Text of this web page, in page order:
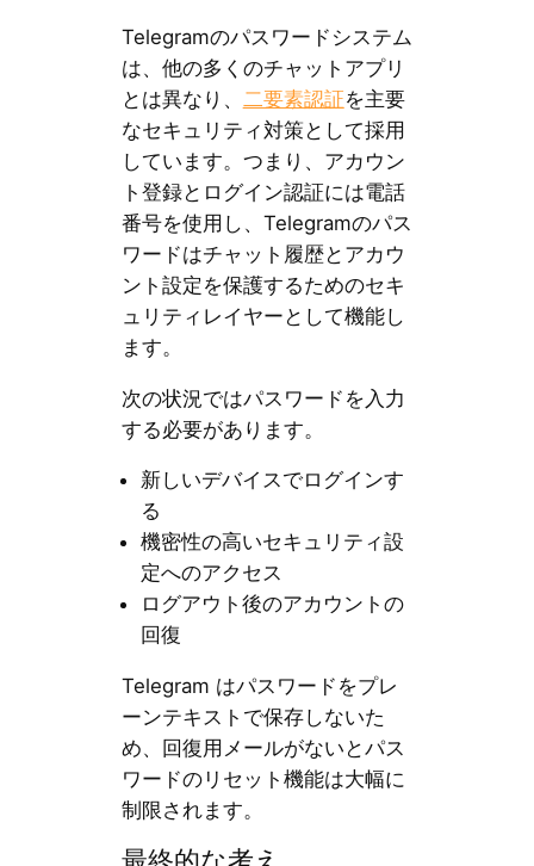
Telegramのパスワードシステム
は、他の多くのチャットアプリ
とは異なり、
二要素認証を主要
なセキュリティ対策として採用
しています。つまり、アカウン
ト登録とログイン認証には電話
番号を使用し、Telegramのパス
ワードはチャット履歴とアカウ
ント設定を保護するためのセキ
ュリティレイヤーとして機能し
ます。
次の状況ではパスワードを入力
する必要があります。
新しいデバイスでログインす
る
機密性の高いセキュリティ設
定へのアクセス
ログアウト後のアカウントの
回復
Telegram はパスワードをプレ
ーンテキストで保存しないた
め、回復用メールがないとパス
ワードのリセット機能は大幅に
制限されます。